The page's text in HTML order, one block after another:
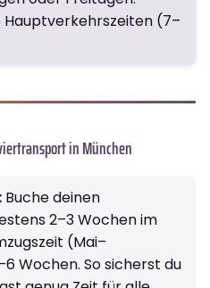
(7–
in München
Buche deinen
2–3 Wochen im
(Mai–
Wochen. So sicherst du